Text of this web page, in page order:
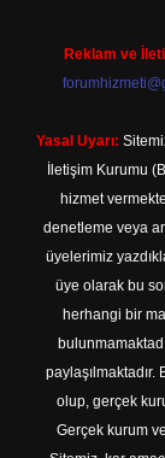
Reklam ve
Yasal Uyarı:
İletişim Kurumu
hizmet
denetleme veya
üyelerimiz
üye olarak bu
herhangi bir
olup, gerçek
Gerçek kurum